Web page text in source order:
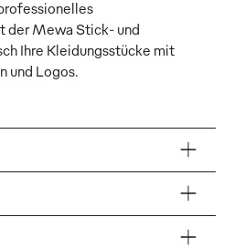
der Mewa Stick- und
Ihre Kleidungsstücke mit
und Logos.